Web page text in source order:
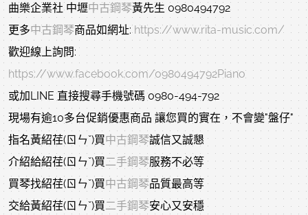
曲樂企業社 中壢中古鋼琴黃先生 0980494792
更多中古鋼琴商品如網址:https://www.rita-music.com/
歡迎線上詢問:
https://www.facebook.com/0980494792Piano
或加LINE 直接搜尋手機號碼 0980-494-792
現場有逾10多台促銷優惠商品 讓您買的實在，不會變"盤仔"
指名黃紹荏(ㄖㄣˇ)買中古鋼琴誠信又誠懇
介紹給紹荏(ㄖㄣˇ)買二手鋼琴服務不必等
買琴找紹荏(ㄖㄣˇ)買中古鋼琴品質最高等
交給黃紹荏(ㄖㄣˇ)買二手鋼琴安心又安穩